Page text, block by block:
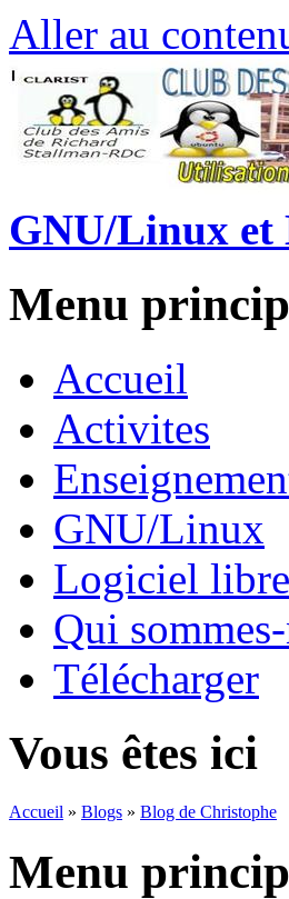
Aller au
GNU/Linux et
Menu
Accueil
Activites
GNU/Linux
Logiciel libre
Qui
Télécharger
Vous êtes ici
Accueil » Blogs » Blog de Christophe
Menu